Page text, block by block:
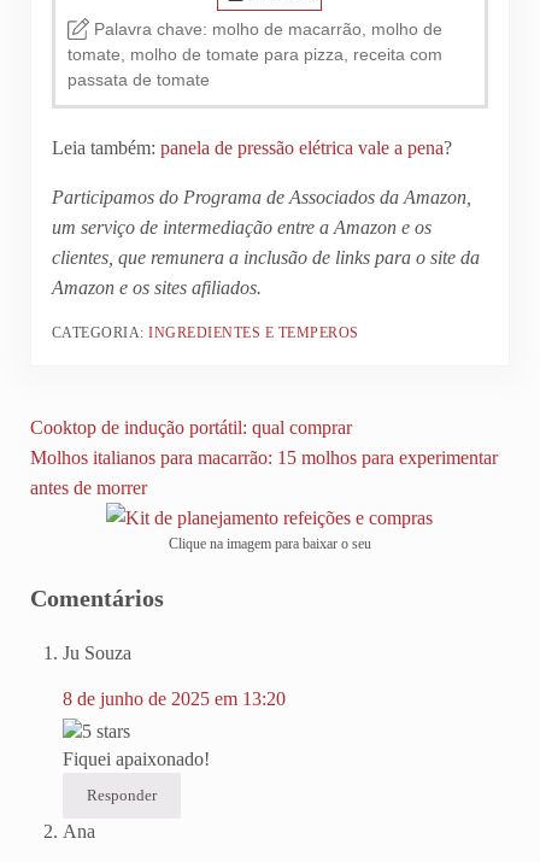
Palavra chave: molho de macarrão, molho de
tomate, molho de tomate para pizza, receita com
passata de tomate
Leia também: panela de pressão elétrica vale a pena?
Participamos do Programa de Associados da Amazon,
um serviço de intermediação entre a Amazon e os
clientes, que remunera a inclusão de links para o site da
Amazon e os sites afiliados.
CATEGORIA:INGREDIENTES E TEMPEROS
Post Anterior:
Cooktop de indução portátil: qual comprar
Próximo Post:
Molhos italianos para macarrão: 15 molhos para experimentar
antes de morrer
Clique na imagem para baixar o seu
Comentários
Ju Souza
8 de junho de 2025 em 13:20
Fiquei apaixonado!
Responder
Ana